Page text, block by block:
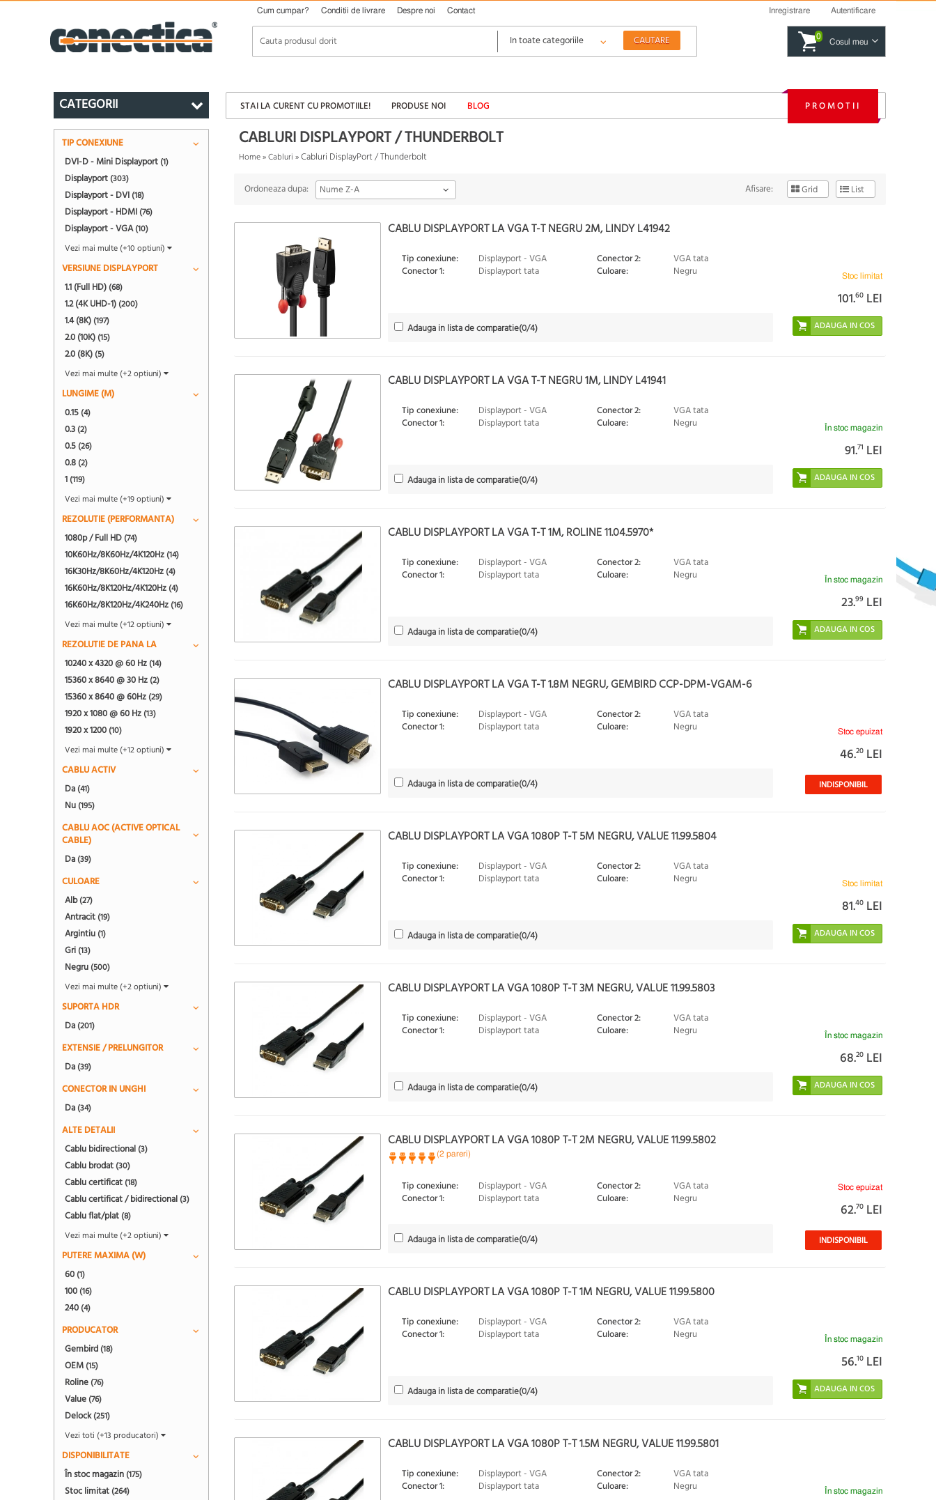
Cum cumpar? Conditii de livrare Despre noi Contact Inregistrare Autentificare
0
Cosul meu
CATEGORII STAI LA CURENT CU PROMOTIILE! PRODUSE NOI BLOG PROMOTII
CABLURI DISPLAYPORT / THUNDERBOLT
Home»Cabluri »Cabluri DisplayPort / Thunderbolt
Ordoneaza dupa: Nume Z-A Afisare: Grid List
CABLU DISPLAYPORT LA VGA T-T NEGRU 2M, LINDY L41942
Tip conexiune:
Displayport - VGA
Conector 1:
Displayport tata
Conector 2:
VGA tata
Culoare:
Negru
Adauga in lista de comparatie(0/4)
Stoc limitat
101.60 LEI
CABLU DISPLAYPORT LA VGA T-T NEGRU 1M, LINDY L41941
Tip conexiune:
Displayport - VGA
Conector 1:
Displayport tata
Conector 2:
VGA tata
Culoare:
Negru
Adauga in lista de comparatie(0/4)
În stoc magazin
91.71 LEI
CABLU DISPLAYPORT LA VGA T-T 1M, ROLINE 11.04.5970*
Tip conexiune:
Displayport - VGA
Conector 1:
Displayport tata
Conector 2:
VGA tata
Culoare:
Negru
Adauga in lista de comparatie(0/4)
În stoc magazin
23.99 LEI
CABLU DISPLAYPORT LA VGA T-T 1.8M NEGRU, GEMBIRD CCP-DPM-VGAM-6
Tip conexiune:
Displayport - VGA
Conector 1:
Displayport tata
Conector 2:
VGA tata
Culoare:
Negru
Adauga in lista de comparatie(0/4)
Stoc epuizat
46.20 LEI
INDISPONIBIL
CABLU DISPLAYPORT LA VGA 1080P T-T 5M NEGRU, VALUE 11.99.5804
Tip conexiune:
Displayport - VGA
Conector 1:
Displayport tata
Conector 2:
VGA tata
Culoare:
Negru
Adauga in lista de comparatie(0/4)
Stoc limitat
81.40 LEI
CABLU DISPLAYPORT LA VGA 1080P T-T 3M NEGRU, VALUE 11.99.5803
Tip conexiune:
Displayport - VGA
Conector 1:
Displayport tata
Conector 2:
VGA tata
Culoare:
Negru
Adauga in lista de comparatie(0/4)
În stoc magazin
68.20 LEI
CABLU DISPLAYPORT LA VGA 1080P T-T 2M NEGRU, VALUE 11.99.5802
(2 pareri)
Tip conexiune:
Displayport - VGA
Conector 1:
Displayport tata
Conector 2:
VGA tata
Culoare:
Negru
Adauga in lista de comparatie(0/4)
Stoc epuizat
62.70 LEI
INDISPONIBIL
CABLU DISPLAYPORT LA VGA 1080P T-T 1M NEGRU, VALUE 11.99.5800
Tip conexiune:
Displayport - VGA
Conector 1:
Displayport tata
Conector 2:
VGA tata
Culoare:
Negru
Adauga in lista de comparatie(0/4)
În stoc magazin
56.10 LEI
CABLU DISPLAYPORT LA VGA 1080P T-T 1.5M NEGRU, VALUE 11.99.5801
Tip conexiune:
Displayport - VGA
Conector 1:
Displayport tata
Conector 2:
VGA tata
Culoare:
Negru În stoc magazin
TIP CONEXIUNE
DVI-D - Mini Displayport (1)
Displayport (303)
Displayport - DVI (18)
Displayport - HDMI (76)
Displayport - VGA(10)
Vezi mai multe (+10 optiuni)
VERSIUNE DISPLAYPORT
1.1 (Full HD) (68)
1.2 (4K UHD-1) (200)
1.4 (8K) (197)
2.0 (10K) (15)
2.0 (8K) (5)
Vezi mai multe (+2 optiuni)
LUNGIME (M)
0.15 (4)
0.3 (2)
0.5 (26)
0.8 (2)
1 (119)
Vezi mai multe (+19 optiuni)
REZOLUTIE (PERFORMANTA)
1080p / Full HD (74)
10K60Hz/8K60Hz/4K120Hz (14)
16K30Hz/8K60Hz/4K120Hz (4)
16K60Hz/8K120Hz/4K120Hz (4)
16K60Hz/8K120Hz/4K240Hz (16)
Vezi mai multe (+12 optiuni)
REZOLUTIE DE PANA LA
10240 x 4320 @ 60 Hz (14)
15360 x 8640 @ 30 Hz (2)
15360 x 8640 @ 60Hz (29)
1920 x 1080 @ 60 Hz (13)
1920 x 1200 (10)
Vezi mai multe (+12 optiuni)
CABLU ACTIV
Da (41)
Nu (195)
CABLU AOC (ACTIVE OPTICAL
CABLE)
Da (39)
CULOARE
Alb(27)
Antracit (19)
Argintiu (1)
Gri (13)
Negru (500)
Vezi mai multe (+2 optiuni)
SUPORTA HDR
Da (201)
EXTENSIE / PRELUNGITOR
Da (39)
CONECTOR IN UNGHI
Da (34)
ALTE DETALII
Cablu bidirectional (3)
Cablu brodat (30)
Cablu certificat (18)
Cablu certificat / bidirectional (3)
Cablu flat/plat (8)
Vezi mai multe (+2 optiuni)
PUTERE MAXIMA (W)
60 (1)
100 (16)
240 (4)
PRODUCATOR
Gembird (18)
OEM (15)
Roline (76)
Value (76)
Delock(251)
Vezi toti (+13 producatori)
DISPONIBILITATE
În stoc magazin (175)
Stoc limitat (264)